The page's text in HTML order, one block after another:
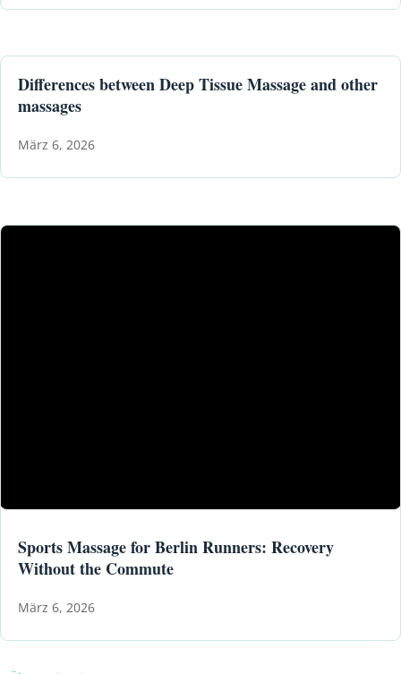
Differences between Deep Tissue Massage and other
massages
März 6, 2026
Sports Massage for Berlin Runners: Recovery
Without the Commute
März 6, 2026